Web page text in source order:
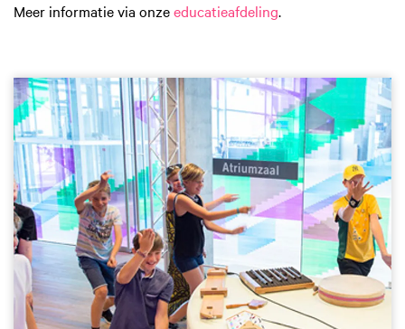
Meer informatie via onzeeducatieafdeling.